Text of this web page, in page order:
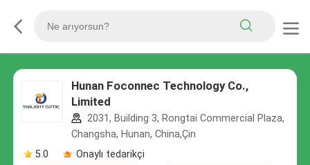
Hunan Foconnec Technology Co.,
Limited
2031, Building 3, Rongtai Commercial Plaza,
Changsha, Hunan, China,Çin
5.0
Onaylı tedarikçi